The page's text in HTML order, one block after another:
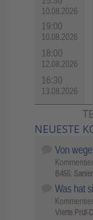
10.08.2026
19:00
10.08.2026
18:00
12.08.2026
16:30
13.08.2026
NEUESTE
Von
B455:
Was hat
Vierte Prüf-